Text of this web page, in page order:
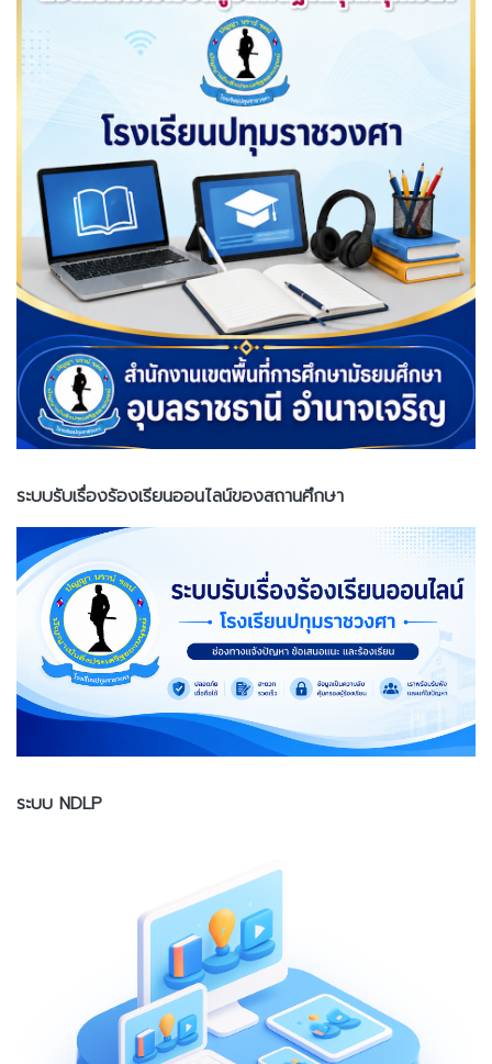
ระบบรับเรื่องร้องเรียนออนไลน์ของสถานศึกษา
ระบบ NDLP